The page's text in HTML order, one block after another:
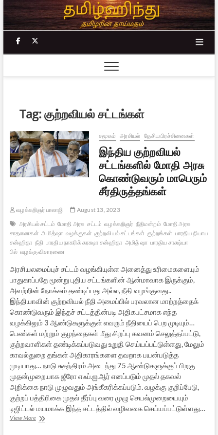
Skip
to
content
facebook
Tag:குற்றவியல் சட்டங்கள்
சமூகம் அரசியல் தேசிய பிரச்சினைகள்
இந்திய குற்றவியல்
சட்டங்களில் மோதி அரசு
கொண்டுவரும் மாபெரும்
சீர்திருத்தங்கள்
வழக்கறிஞர் பாலாஜி
August 13, 2023
அரசியல் சட்டம் மோதி அரசு சட்டம் வழக்கறிஞர் நீதிமன்றம் மோதி அரசு
சாதனைகள் அமித்ஷா வழக்குகள் குற்றவியல் சட்டங்கள் குற்றங்கள் பாரதிய நியாய
சன்ஹிதா நீதி பாரதிய நாகரிக் சுரக்ஷா சன்ஹிதா அமித் ஷா பாரதிய சாக்ஷ்யா
பில் வழக்கு விசாரணை
அரசியலமைப்புச் சட்டம் வழங்கியுள்ள அனைத்து உரிமைகளையும்
பாதுகாப்பதே மூன்று புதிய சட்டங்களின் ஆன்மாவாக இருக்கும்,
அவற்றின் நோக்கம் தண்டிப்பது அல்ல, நீதி வழங்குவது..
இந்தியாவின் குற்றவியல் நீதி அமைப்பில் பரவலான மாற்றத்தைக்
கொண்டுவரும் இந்தச் சட்டத்தின்படி அதிகபட்சமாக எந்த
வழக்கிலும் 3 ஆண்டுகளுக்குள் எவரும் நீதியைப் பெற முடியும்…
பெண்கள் மற்றும் குழந்தைகள் மீது சிறப்பு கவனம் செலுத்தப்பட்டு,
குற்றவாளிகள் தண்டிக்கப்படுவது உறுதி செய்யப்பட்டுள்ளது, மேலும்
காவல்துறை தங்கள் அதிகாரங்களை தவறாக பயன்படுத்த
முடியாது… நாடு சுதந்திரம் அடைந்து 75 ஆண்டுகளுக்குப் பிறகு
முதன்முறையாக ஜீரோ எஃப்.ஐ.ஆர் எனப்படும் முதல் தகவல்
அறிக்கை நாடு முழுவதும் அங்கீகரிக்கப்படும். வழக்கு குறிப்பேடு,
குற்றப் பத்திரிகை முதல் தீர்ப்பு வரை முழு செயல்முறையையும்
டிஜிட்டல் மயமாக்க இந்த சட்டத்தில் வழிவகை செய்யப்பட்டுள்ளது…
View Moreஇந்திய